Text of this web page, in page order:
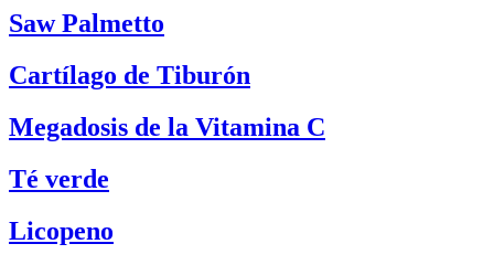
Saw Palmetto
Cartílago de Tiburón
Megadosis de la Vitamina C
Té verde
Licopeno